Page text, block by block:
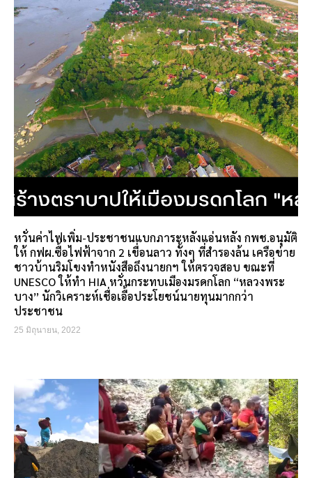
หวั่นค่าไฟเพิ่ม-ประชาชนแบกภาระหลังแอ่นหลัง กพช.อนุมัติ
ให้ กฟผ.ซื้อไฟฟ้าจาก 2 เขื่อนลาว ทั้งๆ ที่สำรองล้น เครือข่าย
ชาวบ้านริมโขงทำหนังสือถึงนายกฯ ให้ตรวจสอบ ขณะที่
UNESCO ให้ทำ HIA หวั่นกระทบเมืองมรดกโลก “หลวงพระ
บาง” นักวิเคราะห์เชื่อเอื้อประโยชน์นายทุนมากกว่า
ประชาชน
25 มิถุนายน, 2022